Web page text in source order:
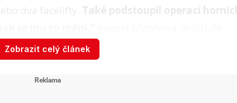
dva facelifty. Také podstoupil operaci horních
než Biden.
Video se připravuje ...
Zobrazit celý článek